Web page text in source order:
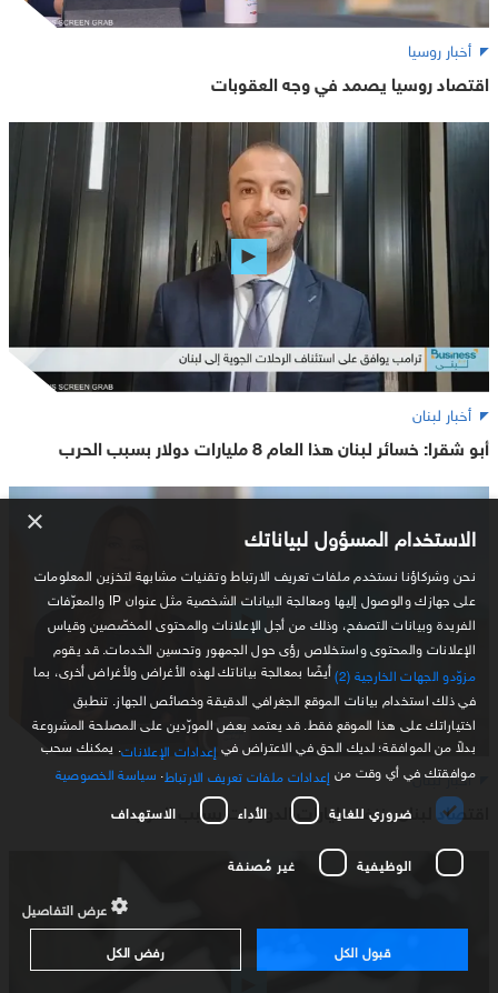
أخبار روسيا
اقتصاد روسيا يصمد في وجه العقوبات
أخبار لبنان
أبو شقرا: خسائر لبنان هذا العام 8 مليارات دولار بسبب الحرب
أخبار لبنان
اقتصاد لبنان ينزف مليارات الدولارات بسبب الحرب
× الاستخدام المسؤول لبياناتك
نحن وشركاؤنا نستخدم ملفات تعريف الارتباط وتقنيات مشابهة لتخزين المعلومات
على جهازك والوصول إليها ومعالجة البيانات الشخصية مثل عنوان IP والمعرّفات
الفريدة وبيانات التصفح، وذلك من أجل الإعلانات والمحتوى المخصّصين وقياس
الإعلانات والمحتوى واستخلاص رؤى حول الجمهور وتحسين الخدمات. قد يقوم
مزوّدو الجهات الخارجية (2)
أيضًا بمعالجة بياناتك لهذه الأغراض ولأغراض أخرى، بما
في ذلك استخدام بيانات الموقع الجغرافي الدقيقة وخصائص الجهاز. تنطبق
اختياراتك على هذا الموقع فقط. قد يعتمد بعض المورّدين على المصلحة المشروعة
بدلاً من الموافقة؛ لديك الحق في الاعتراض في إعدادات الإعلانات . يمكنك سحب
موافقتك في أي وقت من إعدادات ملفات تعريف الارتباط سياسة الخصوصية
ضروري للغاية
الأداء الاستهداف
الوظيفية غير مُصنفة
عرض التفاصيل
قبول الكل
رفض الكل